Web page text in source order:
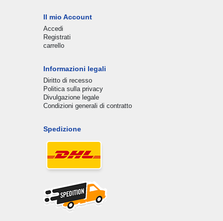
Il mio Account
Accedi
Registrati
carrello
Informazioni legali
Diritto di recesso
Politica sulla privacy
Divulgazione legale
Condizioni generali di contratto
Spedizione